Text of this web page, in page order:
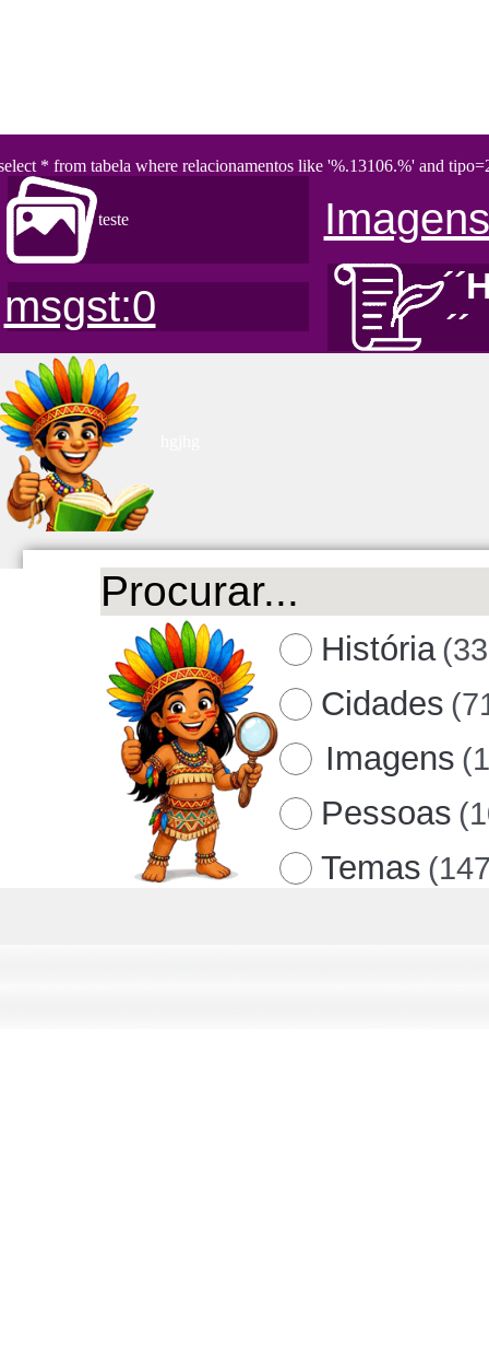
* from tabela where relacionamentos like '%.13106.%' and
teste
msgst:0
´´
História
Cidades
Imagens
Pessoas
Temas